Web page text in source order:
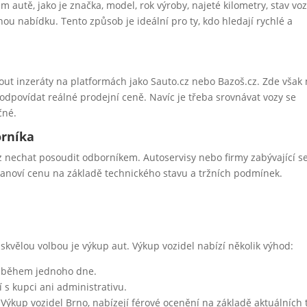
autě, jako je značka, model, rok výroby, najeté kilometry, stav
nabídku. Tento způsob je ideální pro ty, kdo hledají rychlé a
inzeráty na platformách jako Sauto.cz nebo Bazoš.cz. Zde však
reálné prodejní ceně. Navíc je třeba srovnávat vozy se
posoudit odborníkem. Autoservisy nebo firmy zabývající
cenu na základě technického stavu a tržních podmínek.
volbou je výkup aut. Výkup vozidel nabízí několik výhod:
jednoho dne.
kupci ani administrativu.
vozidel Brno, nabízejí férové ocenění na základě aktuálních